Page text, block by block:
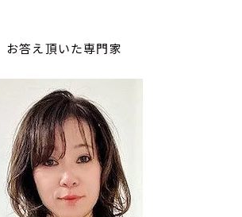
お答え頂いた専門家